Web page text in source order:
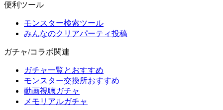
便利ツール
モンスター検索ツール
みんなのクリアパーティ投稿
ガチャ/コラボ関連
ガチャ一覧とおすすめ
モンスター交換所おすすめ
動画視聴ガチャ
メモリアルガチャ